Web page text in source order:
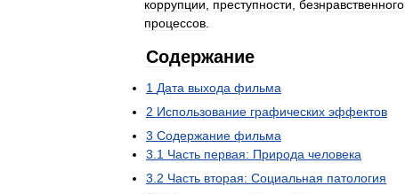
коррупции
преступности безнравственного
процессов
Содержание
1 Дата выхода фильма
2 Использование графических эффектов
3 Содержание фильма
3 1 Часть первая: Природа человека
3 2 Часть вторая: Социальная патология